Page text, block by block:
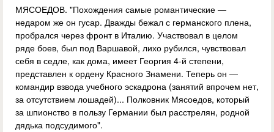
МЯСОЕДОВ. "Похождения самые романтические —
недаром же он гусар. Дважды бежал с германского плена,
пробрался через фронт в Италию. Участвовал в целом
ряде боев, был под Варшавой, лихо рубился, чувствовал
себя в седле, как дома, имеет Георгия 4-й степени,
представлен к ордену Красного Знамени. Теперь он —
командир взвода учебного эскадрона (занятий впрочем нет,
за отсутствием лошадей)... Полковник Мясоедов, который
за шпионство в пользу Германии был расстрелян, родной
дядька подсудимого".